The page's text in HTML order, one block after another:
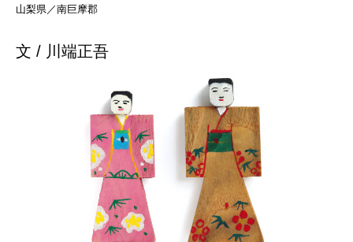
山梨県／南巨摩郡
文 / 川端正吾